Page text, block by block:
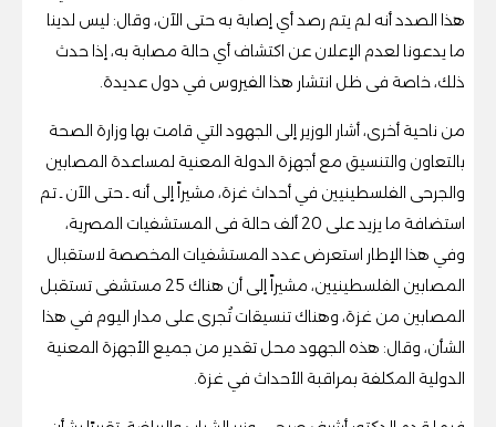
هذا الصدد أنه لم يتم رصد أي إصابة به حتى الآن، وقال: ليس لدينا
ما يدعونا لعدم الإعلان عن اكتشاف أي حالة مصابة به، إذا حدث
ذلك، خاصة فى ظل انتشار هذا الفيروس في دول عديدة.
من ناحية أخرى، أشار الوزير إلى الجهود التي قامت بها وزارة الصحة
بالتعاون والتنسيق مع أجهزة الدولة المعنية لمساعدة المصابين
والجرحى الفلسطينيين في أحداث غزة، مشيراً إلى أنه ـ حتى الآن ـ تم
استضافة ما يزيد على 20 ألف حالة فى المستشفيات المصرية،
وفي هذا الإطار استعرض عدد المستشفيات المخصصة لاستقبال
المصابين الفلسطينيين، مشيراً إلى أن هناك 25 مستشفى تستقبل
المصابين من غزة، وهناك تنسيقات تُجرى على مدار اليوم في هذا
الشأن، وقال: هذه الجهود محل تقدير من جميع الأجهزة المعنية
الدولية المكلفة بمراقبة الأحداث في غزة.